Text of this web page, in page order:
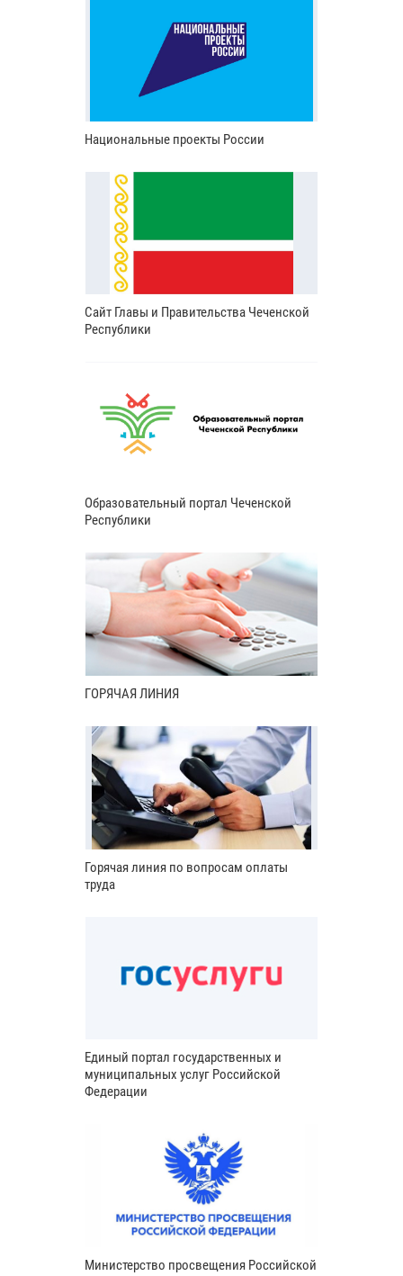
Национальные проекты России
Сайт Главы и Правительства Чеченской
Республики
Образовательный портал Чеченской
Республики
ГОРЯЧАЯ ЛИНИЯ
Горячая линия по вопросам оплаты
труда
Единый портал государственных и
муниципальных услуг Российской
Федерации
Министерство просвещения Российской